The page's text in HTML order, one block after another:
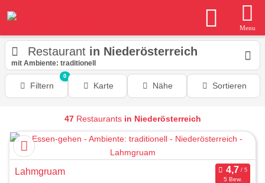
Menu
Restaurant in Niederösterreich
mit Ambiente: traditionell
Filtern
0
Karte Nähe Sortieren
47Restaurants in Niederösterreich
Lahmgruam
5 Bew.